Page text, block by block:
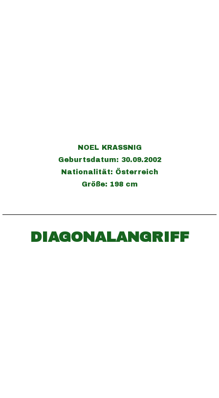
NOEL KRASSNIG
Geburtsdatum: 30.09.2002
Nationalität: Österreich
Größe: 198 cm
DIAGONALANGRIFF